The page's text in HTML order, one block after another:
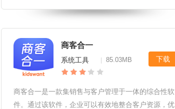
减少潜在风险。快捷开关机软件亮点1.快速启动与关
闭：软件提供了一键式的快速启
商客合一
系统工具 85.03MB 下载
商客合一是一款集销售与客户管理于一体的综合性软
件。通过该软件，企业可以有效地整合客户资源，优